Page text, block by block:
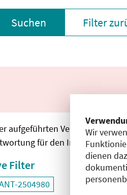
Wir
dienen
Suchen Filter
aufgeführten
für den Inhalt, die
Filter
Filter
2504980
deaktivieren und